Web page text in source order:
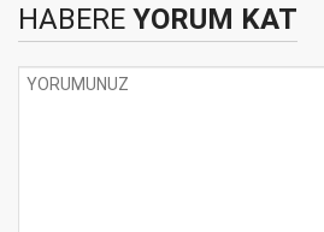
HABERE YORUM KAT